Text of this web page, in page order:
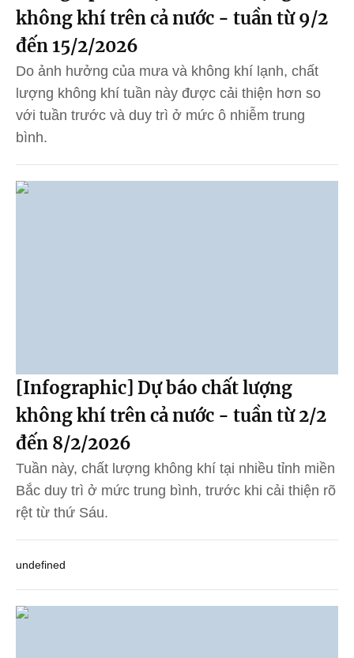
không khí trên cả nước - tuần từ 9/2
đến 15/2/2026
Do ảnh hưởng của mưa và không khí lạnh, chất
lượng không khí tuần này được cải thiện hơn so
với tuần trước và duy trì ở mức ô nhiễm trung
bình.
[Infographic] Dự báo chất lượng
không khí trên cả nước - tuần từ 2/2
đến 8/2/2026
Tuần này, chất lượng không khí tại nhiều tỉnh miền
Bắc duy trì ở mức trung bình, trước khi cải thiện rõ
rệt từ thứ Sáu.
undefined